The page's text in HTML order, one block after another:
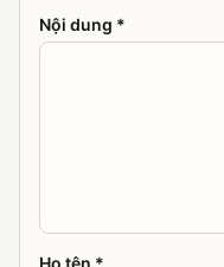
Nội dung *
Họ tên *